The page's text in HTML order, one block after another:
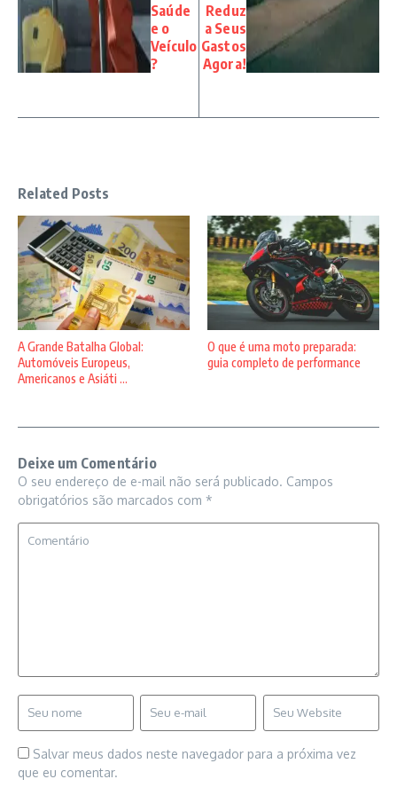
Saúde
e o
Veículo
?
Reduz
a Seus
Gastos
Agora!
Related Posts
A Grande Batalha Global:
Automóveis Europeus,
Americanos e Asiáti ...
O que é uma moto preparada:
guia completo de performance
Deixe um Comentário
O seu endereço de e-mail não será publicado. Campos
obrigatórios são marcados com *
Salvar meus dados neste navegador para a próxima vez
que eu comentar.